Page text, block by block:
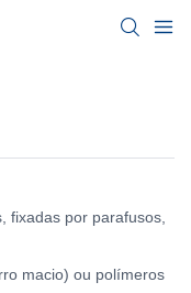
fixadas por parafusos,
macio) ou polímeros